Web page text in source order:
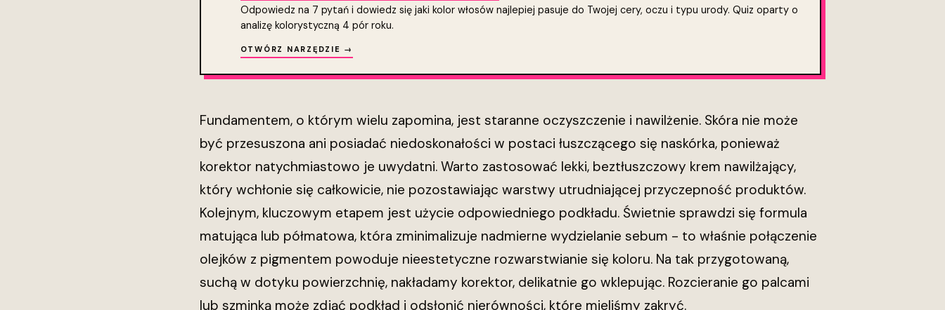
Odpowiedz na 7 pytań i dowiedz się jaki kolor włosów najlepiej pasuje do Twojej cery, oczu i typu urody. Quiz oparty o
analizę kolorystyczną 4 pór roku.
OTWÓRZ NARZĘDZIE →
Fundamentem, o którym wielu zapomina, jest staranne oczyszczenie i nawilżenie. Skóra nie może
być przesuszona ani posiadać niedoskonałości w postaci łuszczącego się naskórka, ponieważ
korektor natychmiastowo je uwydatni. Warto zastosować lekki, beztłuszczowy krem nawilżający,
który wchłonie się całkowicie, nie pozostawiając warstwy utrudniającej przyczepność produktów.
Kolejnym, kluczowym etapem jest użycie odpowiedniego podkładu. Świetnie sprawdzi się formula
matująca lub półmatowa, która zminimalizuje nadmierne wydzielanie sebum - to właśnie połączenie
olejków z pigmentem powoduje nieestetyczne rozwarstwianie się koloru. Na tak przygotowaną,
suchą w dotyku powierzchnię, nakładamy korektor, delikatnie go wklepując. Rozcieranie go palcami
lub szminką może zdjąć podkład i odsłonić nierówności, które mieliśmy zakryć.